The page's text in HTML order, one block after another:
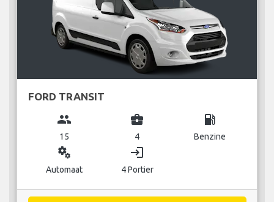
FORD TRANSIT
group
15
business_center
4
local_gas_station
Benzine
miscellaneous_services
Automaat
login
4 Portier